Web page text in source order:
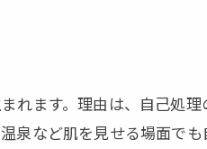
れます。理由は、自己処
泉など肌を見せる場面で